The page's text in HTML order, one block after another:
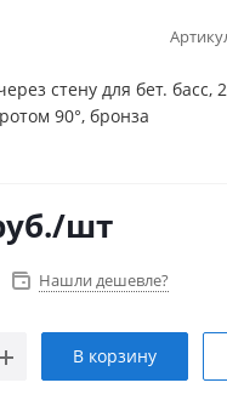
стену для бет. басс,
90°, бронза
/шт
Нашли дешевле?
В корзину